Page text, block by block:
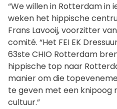
“We willen in Rotterdam in
weken het hippische
Frans Lavooij, voorzitter
comité. “Het FEI EK
63ste CHIO Rotterdam
hippische top naar
manier om die
te geven met een knipoog
cultuur.”